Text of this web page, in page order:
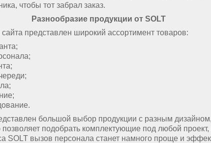
чтобы тот забрал заказ.
Разнообразие продукции от SOLT
представлен широкий ассортимент товаров:
большой выбор продукции с разным
подобрать комплектующие под любой
SOLT вызов персонала станет намного проще и